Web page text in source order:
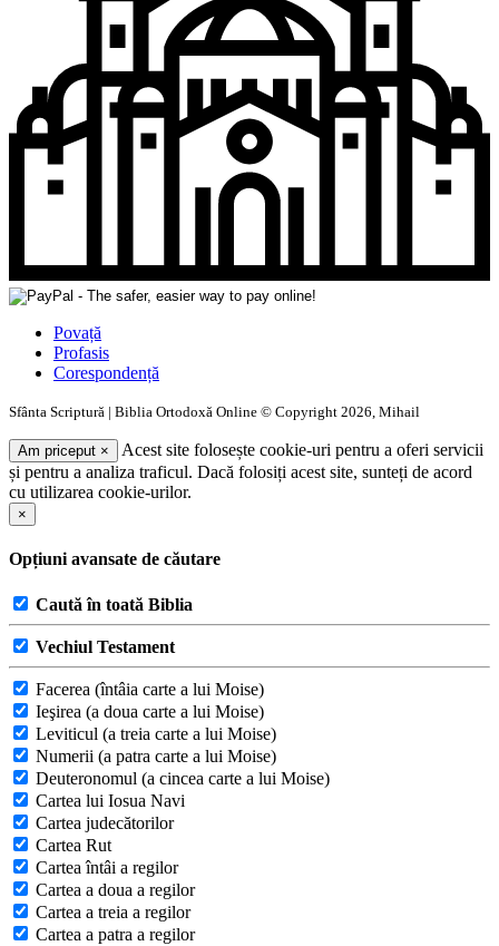
Povață
Profasis
Corespondență
Sfânta Scriptură | Biblia Ortodoxă Online © Copyright 2026, Mihail
Am priceput ×
Acest site folosește cookie-uri pentru a oferi servicii
și pentru a analiza traficul. Dacă folosiți acest site, sunteți de acord
cu utilizarea cookie-urilor.
×
Opțiuni avansate de căutare
Caută în toată Biblia
Vechiul Testament
Facerea (întâia carte a lui Moise)
Ieşirea (a doua carte a lui Moise)
Leviticul (a treia carte a lui Moise)
Numerii (a patra carte a lui Moise)
Deuteronomul (a cincea carte a lui Moise)
Cartea lui Iosua Navi
Cartea judecătorilor
Cartea Rut
Cartea întâi a regilor
Cartea a doua a regilor
Cartea a treia a regilor
Cartea a patra a regilor